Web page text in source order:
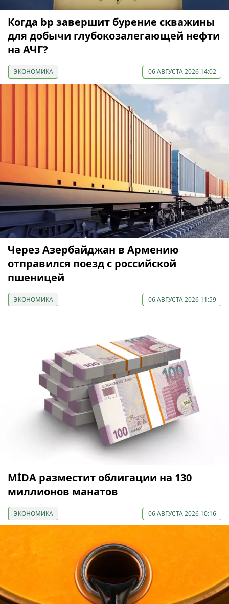
Когда bp завершит бурение скважины
для добычи глубокозалегающей нефти
на АЧГ?
ЭКОНОМИКА 06 АВГУСТА 2026 14:02
Через Азербайджан в Армению
отправился поезд с российской
пшеницей
ЭКОНОМИКА 06 АВГУСТА 2026 11:59
МİDA разместит облигации на 130
миллионов манатов
ЭКОНОМИКА 06 АВГУСТА 2026 10:16